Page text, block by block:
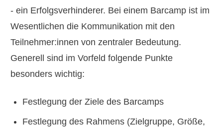
- ein Erfolgsverhinderer. Bei einem Barcamp ist im
Wesentlichen die Kommunikation mit den
Teilnehmer:innen von zentraler Bedeutung.
Generell sind im Vorfeld folgende Punkte
besonders wichtig:
Festlegung der Ziele des Barcamps
Festlegung des Rahmens (Zielgruppe, Größe,